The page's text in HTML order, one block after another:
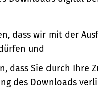
dass wir mit der
und
dass Sie durch Ihre
des Downloads